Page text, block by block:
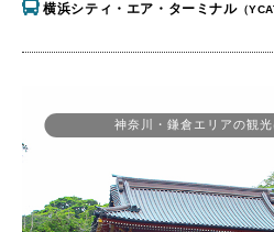
横浜シティ・エア・ターミナル（
神奈川・鎌倉エリアの観